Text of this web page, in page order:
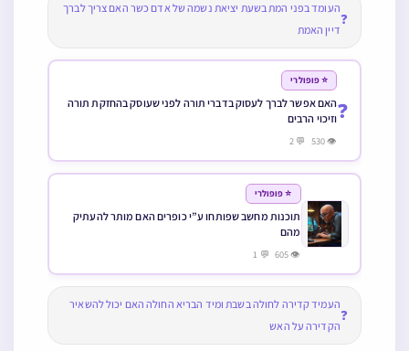
❓
העומד בפני המת בשעת יציאת נשמה של אדם כשר האם צריך לברך
דיין האמת
❓
⭐ פופולרי
האם אפשר לברך לעסוק בדברי תורה לפני שעוסק בהחזקת תורה
וזיכוי הרבים
👁 530 💬 2
⭐ פופולרי
תוכנות מחשב שפותחו ע”י כופרים האם מותר להעתיק
מהם
👁 605 💬 1
❓
העמיד קדירה לחולה בשבת ומיד הבריא החולה האם יכול להשאיר
הקדירה על האש